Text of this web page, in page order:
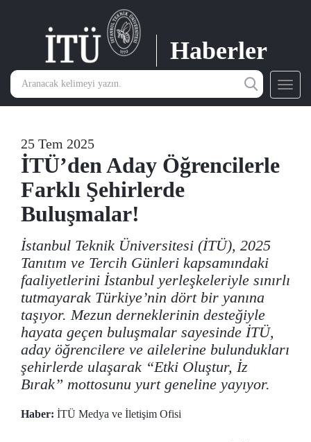
Haberler
25 Tem 2025
İTÜ’den Aday Öğrencilerle
Farklı Şehirlerde
Buluşmalar!
İstanbul Teknik Üniversitesi (İTÜ), 2025
Tanıtım ve Tercih Günleri kapsamındaki
faaliyetlerini İstanbul yerleşkeleriyle sınırlı
tutmayarak Türkiye’nin dört bir yanına
taşıyor. Mezun derneklerinin desteğiyle
hayata geçen buluşmalar sayesinde İTÜ,
aday öğrencilere ve ailelerine bulundukları
şehirlerde ulaşarak “Etki Oluştur, İz
Bırak” mottosunu yurt geneline yayıyor.
Haber: İTÜ Medya ve İletişim Ofisi